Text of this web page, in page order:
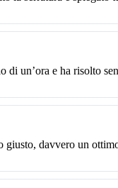
di un’ora e ha risolto
giusto, davvero un